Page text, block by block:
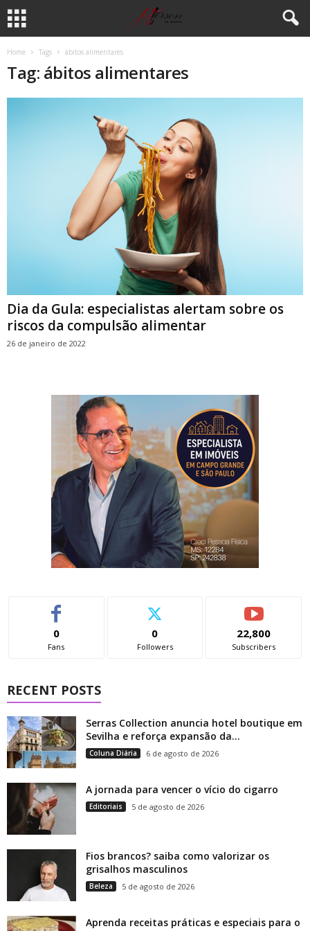
Home Tags ábitos alimentares
Tag: ábitos alimentares
Dia da Gula: especialistas alertam sobre os
riscos da compulsão alimentar
26 de janeiro de 2022
0
Fans
0
Followers
22,800
Subscribers
RECENT POSTS
Serras Collection anuncia hotel boutique em
Sevilha e reforça expansão da...
Coluna Diária 6 de agosto de 2026
A jornada para vencer o vício do cigarro
Editoriais 5 de agosto de 2026
Fios brancos? saiba como valorizar os
grisalhos masculinos
Beleza 5 de agosto de 2026
Aprenda receitas práticas e especiais para o